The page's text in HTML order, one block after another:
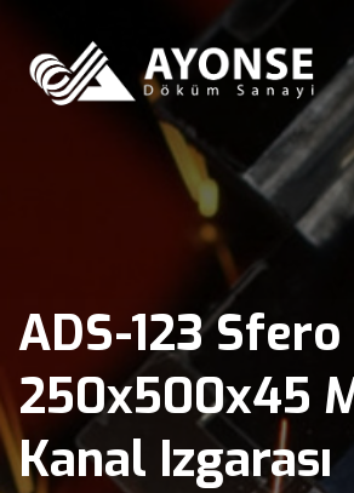
ADS-123
250x500x45
Kanal Izgarası